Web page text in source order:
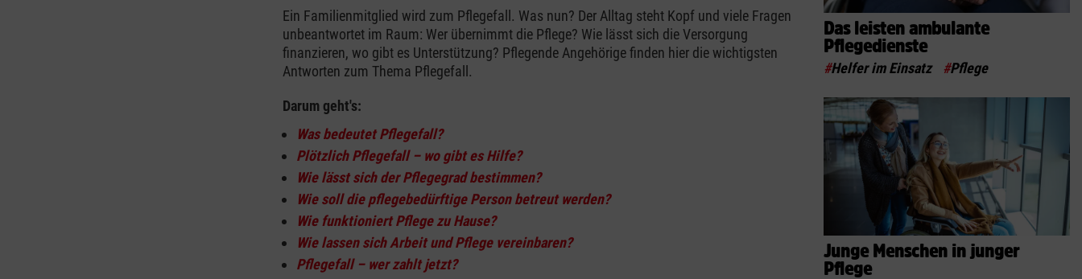
Ein Familienmitglied wird zum Pflegefall. Was nun? Der Alltag steht Kopf und viele Fragen
unbeantwortet im Raum: Wer übernimmt die Pflege? Wie lässt sich die Versorgung
finanzieren, wo gibt es Unterstützung? Pflegende Angehörige finden hier die wichtigsten
Antworten zum Thema Pflegefall.
Darum geht's:
Was bedeutet Pflegefall?
Plötzlich Pflegefall – wo gibt es Hilfe?
Wie lässt sich der Pflegegrad bestimmen?
Wie soll die pflegebedürftige Person betreut werden?
Wie funktioniert Pflege zu Hause?
Wie lassen sich Arbeit und Pflege vereinbaren?
Pflegefall – wer zahlt jetzt?
Das leisten ambulante
Pflegedienste
#Helfer im Einsatz #Pflege
Junge Menschen in junger
Pflege